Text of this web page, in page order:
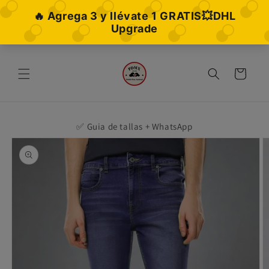
Ir
directamente
al contenido
Carrito
✅ Guia de tallas + WhatsApp
directamente
a la
información